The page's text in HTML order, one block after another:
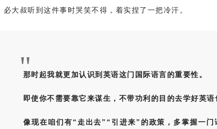
必大叔听到这件事时哭笑不得，着实捏了一把冷汗。
"
那时起我就更加认识到英语这门国际语言的重要性。
即使你不需要靠它来谋生，不带功利的目的去学好英
像现在咱们有“走出去” “引进来”的政策， 多掌握一门